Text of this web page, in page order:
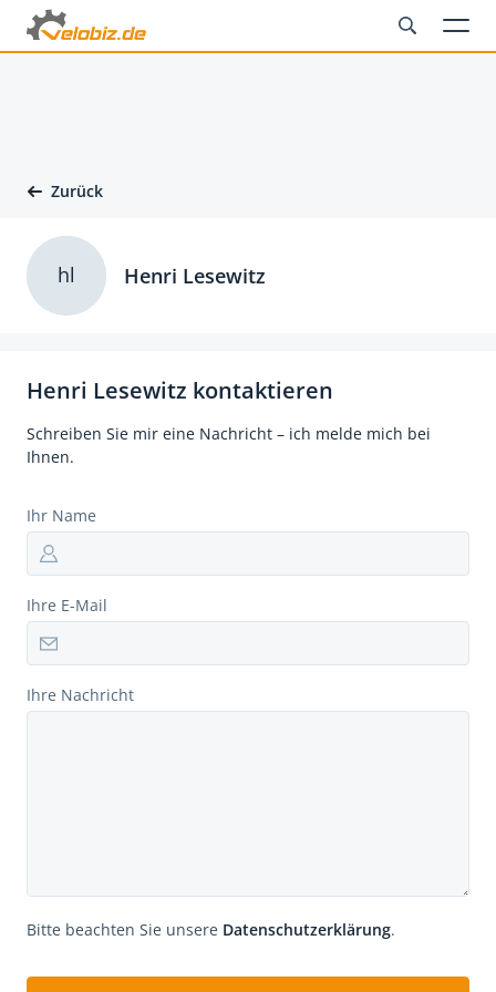
Zurück
Henri Lesewitz kontaktieren
Schreiben Sie mir eine Nachricht – ich melde mich bei
Ihnen.
Ihr Name
Ihre E-Mail
Ihre Nachricht
Bitte beachten Sie unsere Datenschutzerklärung.
hl Henri Lesewitz